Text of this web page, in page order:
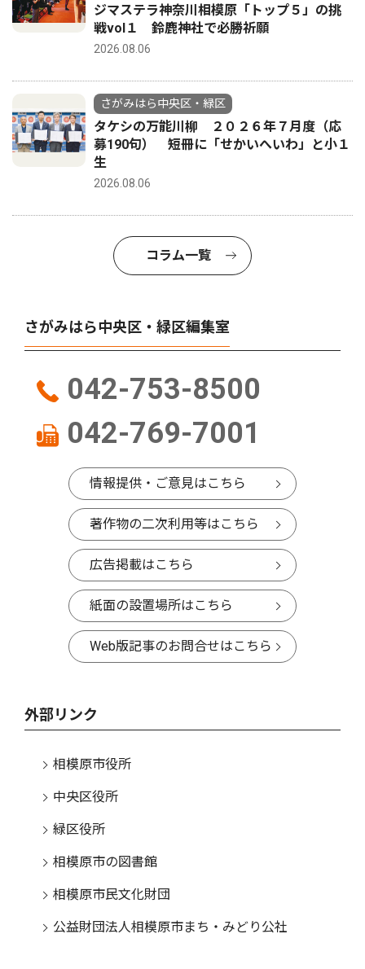
ジマステラ神奈川相模原「トップ５」の挑
戦vol１ 鈴鹿神社で必勝祈願
2026.08.06
さがみはら中央区・緑区
タケシの万能川柳 ２０２６年７月度（応
募190句） 短冊に「せかいへいわ」と小１
生
2026.08.06
コラム一覧
さがみはら中央区・緑区編集室
042-753-8500
042-769-7001
情報提供・ご意見はこちら
著作物の二次利用等はこちら
広告掲載はこちら
紙面の設置場所はこちら
Web版記事のお問合せはこちら
外部リンク
相模原市役所
中央区役所
緑区役所
相模原市の図書館
相模原市民文化財団
公益財団法人相模原市まち・みどり公社